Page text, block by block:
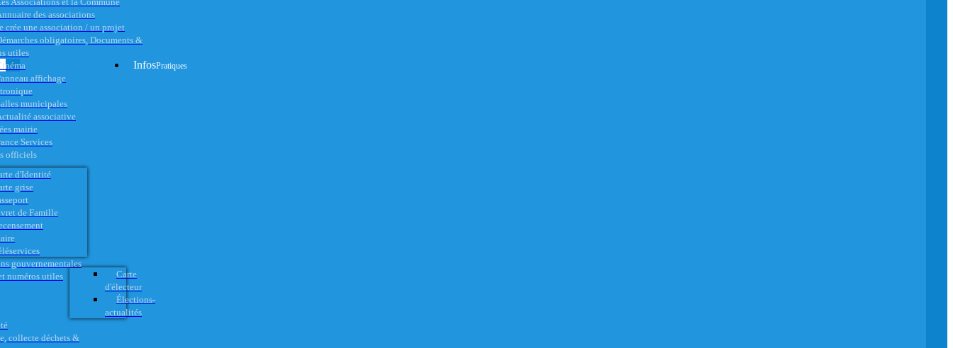
des associations
crée une association / un projet
obligatoires, Documents &
utiles
affichage
municipales
associative
InfosPratiques
mairie
Services
officiels
d'Identité
grise
de Famille
gouvernementales
numéros utiles
Carte
d'électeur
Élections-
actualités
collecte déchets &